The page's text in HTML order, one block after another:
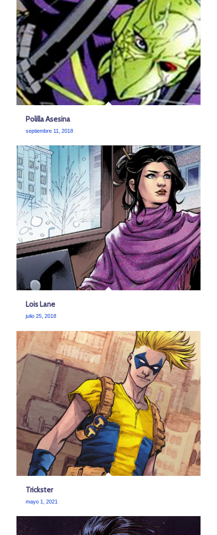
Polilla Asesina
septiembre 11, 2018
Lois Lane
julio 25, 2018
Trickster
mayo 1, 2021